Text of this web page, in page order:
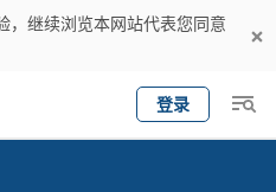
，继续浏览本网站代表您同意
登录